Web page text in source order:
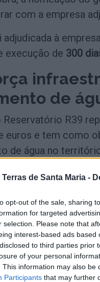
Terras de Santa Maria -
opt-out of the sale, sharing
for targeted
selection. Please note that
interest-based ads
to third parties prior
of your personal
This information may also
Participants that may further
com a empresa
à
execução de 300
de
R39
euros e tem como
de água no
o Município
e aprovado o
a Câmara
responsável
o